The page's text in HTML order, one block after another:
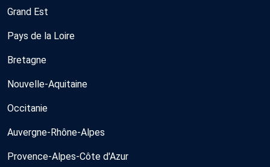
Grand Est
Pays de la Loire
Bretagne
Nouvelle-Aquitaine
Occitanie
Auvergne-Rhône-Alpes
Provence-Alpes-Côte d'Azur